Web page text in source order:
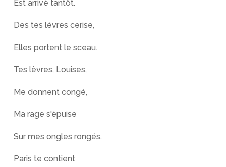
Est arrivé tantôt.
Des tes lèvres cerise,
Elles portent le sceau.
Tes lèvres, Louises,
Me donnent congé,
Ma rage s'épuise
Sur mes ongles rongés.
Paris te contient